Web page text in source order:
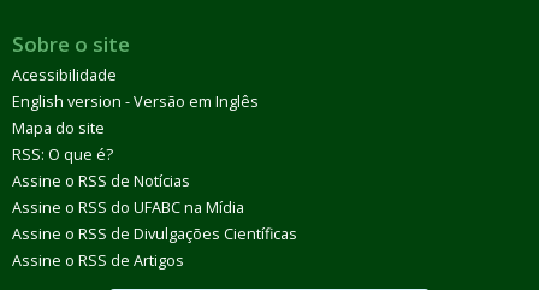
Sobre o site
Acessibilidade
English version - Versão em Inglês
Mapa do site
RSS: O que é?
Assine o RSS de Notícias
Assine o RSS do UFABC na Mídia
Assine o RSS de Divulgações Científicas
Assine o RSS de Artigos